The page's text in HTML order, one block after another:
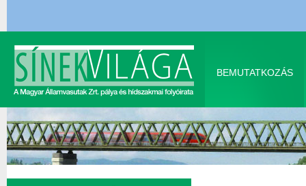
BEMUTATKOZÁS